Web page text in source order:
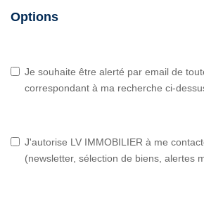
Options
Je souhaite être alerté par email de
correspondant à ma recherche ci-
J'autorise LV IMMOBILIER à me
(newsletter, sélection de biens, alertes